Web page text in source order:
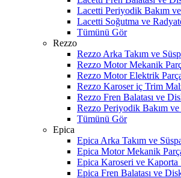
Lacetti Periyodik Bakım
Lacetti Soğutma ve
Tümünü Gör
Rezzo
Rezzo Arka Takım ve
Rezzo Motor Mekanik
Rezzo Motor Elektrik
Rezzo Karoser iç Trim
Rezzo Fren Balatası ve
Rezzo Periyodik Bakım
Tümünü Gör
Epica
Epica Arka Takım ve
Epica Motor Mekanik
Epica Karoseri ve Kaporta
Epica Fren Balatası ve